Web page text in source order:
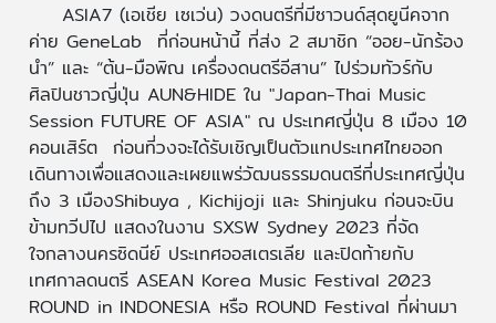
ASIA7 (เอเชีย เซเว่น) วงดนตรีที่มีซาวนด์สุดยูนีคจาก
ค่าย GeneLab ที่ก่อนหน้านี้ ที่ส่ง 2 สมาชิก “ออย-นักร้อง
นำ” และ “ต้น-มือพิณ เครื่องดนตรีอีสาน” ไปร่วมทัวร์กับ
ศิลปินชาวญี่ปุ่น AUN&HIDE ใน "Japan-Thai Music
Session FUTURE OF ASIA" ณ ประเทศญี่ปุ่น 8 เมือง 10
คอนเสิร์ต ก่อนที่วงจะได้รับเชิญเป็นตัวแทประเทศไทยออก
เดินทางเพื่อแสดงและเผยแพร่วัฒนธรรมดนตรีที่ประเทศญี่ปุ่น
ถึง 3 เมืองShibuya , Kichijoji และ Shinjuku ก่อนจะบิน
ข้ามทวีปไป แสดงในงาน SXSW Sydney 2023 ที่จัด
ใจกลางนครซิดนีย์ ประเทศออสเตรเลีย และปิดท้ายกับ
เทศกาลดนตรี ASEAN Korea Music Festival 2023
ROUND in INDONESIA หรือ ROUND Festival ที่ผ่านมา